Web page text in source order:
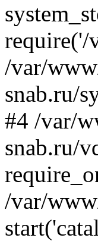
require('/
/var/
snab.ru/
#4 /var/
snab.ru/
/var/